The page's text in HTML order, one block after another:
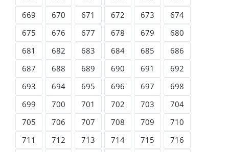
669
670 671 672 673
674
675
676 677 678 679
680
681
682 683 684 685
686
687
688 689 690 691
692
693
694 695 696 697
698
699
700 701 702 703
704
705
706 707 708 709
710
711
712 713 714 715
716